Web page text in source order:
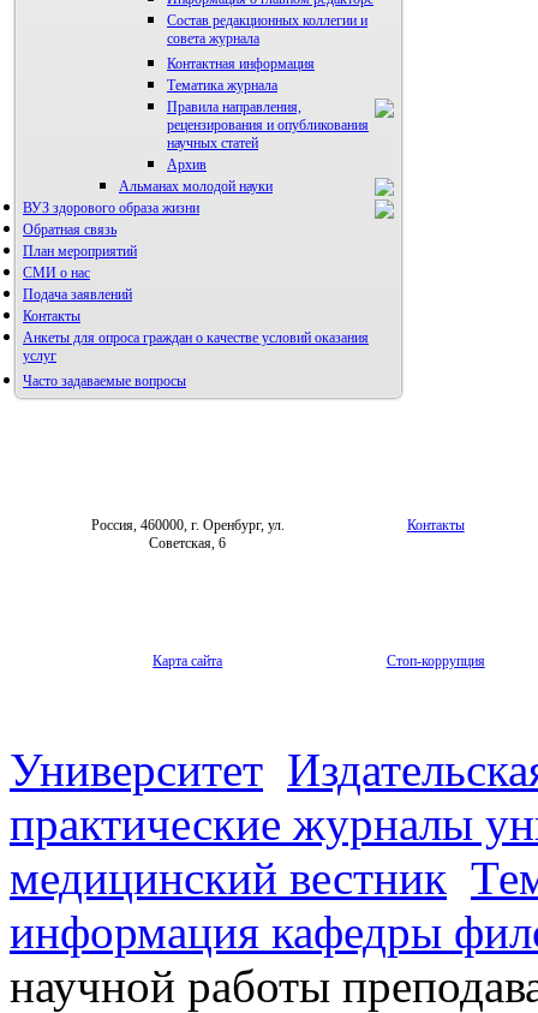
Состав редакционных коллегии и
совета журнала
Контактная информация
Тематика журнала
Правила направления,
рецензирования и опубликования
научных статей
Архив
Альманах молодой науки
Редакция журнала
ВУЗ здорового образа жизни
Фотогалерея
Обратная связь
План мероприятий
СМИ о нас
Подача заявлений
Контакты
Анкеты для опроса граждан о качестве условий оказания
услуг
Часто задаваемые вопросы
Россия, 460000, г. Оренбург, ул.
Советская, 6
Контакты
Карта сайта Стоп-коррупция
Университет
практические журналы
медицинский вестник
информация кафедры
научной работы